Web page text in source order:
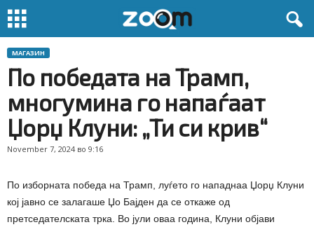
МАГАЗИН
По победата на Трамп,
многумина го напаѓаат
Џорџ Клуни: „Ти си крив“
November 7, 2024 во 9:16
По изборната победа на Трамп, луѓето го нападнаа Џорџ Клуни
кој јавно се залагаше Џо Бајден да се откаже од
претседателската трка. Во јули оваа година, Клуни објави